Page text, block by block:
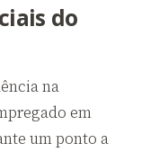
do
na
em
um ponto a